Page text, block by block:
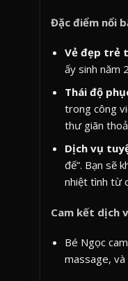
Đặc điểm nổi
Vẻ đẹp trẻ
ấy sinh năm
Thái độ
trong công
thư giãn
Dịch vụ
đế”. Bạn sẽ
nhiệt tình từ
Cam kết dịch
Bé Ngọc
massage, và